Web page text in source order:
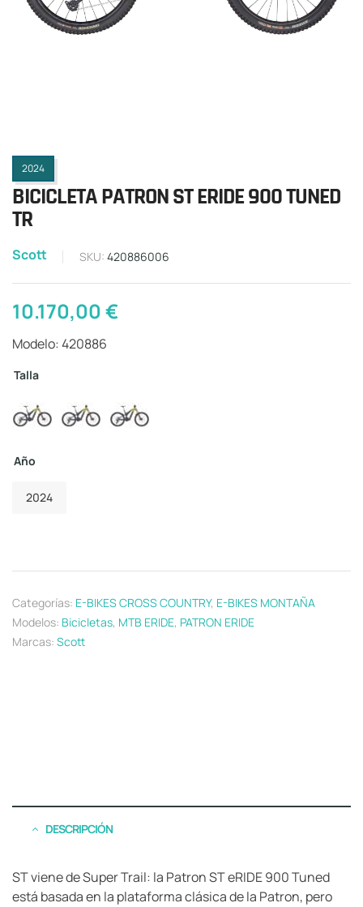
2024
BICICLETA PATRON ST ERIDE 900 TUNED
TR
Scott SKU: 420886006
10.170,00€
Modelo: 420886
Talla
Año
2024
Categorías: E-BIKES CROSS COUNTRY, E-BIKES MONTAÑA
Modelos: Bicicletas, MTB ERIDE, PATRON ERIDE
Marcas: Scott
DESCRIPCIÓN
ST viene de Super Trail: la Patron ST eRIDE 900 Tuned
está basada en la plataforma clásica de la Patron, pero